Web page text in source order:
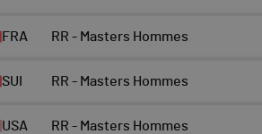
FRA RR - Masters Hommes
SUI RR - Masters Hommes
USA RR - Masters Hommes